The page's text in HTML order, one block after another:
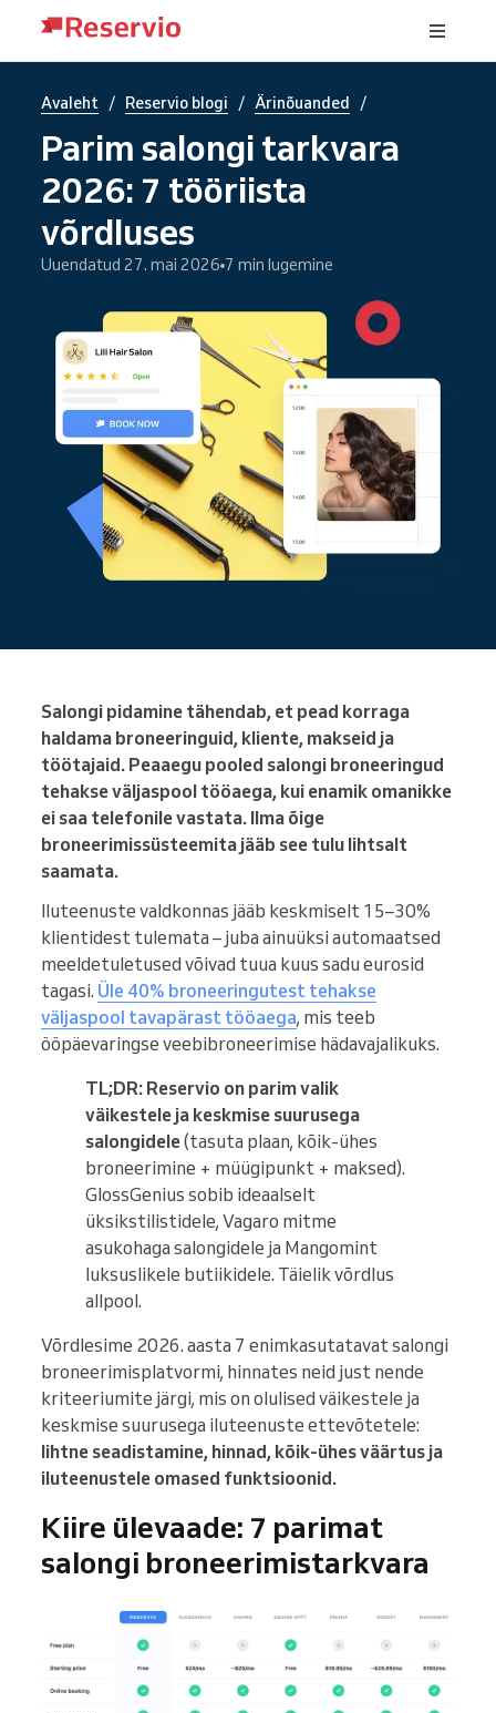
Avaleht / Reservio blogi / Ärinõuanded /
Parim salongi tarkvara
2026: 7 tööriista
võrdluses
Uuendatud 27. mai 2026 7 min lugemine
Salongi pidamine tähendab, et pead korraga
haldama broneeringuid, kliente, makseid ja
töötajaid. Peaaegu pooled salongi broneeringud
tehakse väljaspool tööaega, kui enamik omanikke
ei saa telefonile vastata. Ilma õige
broneerimissüsteemita jääb see tulu lihtsalt
saamata.
Iluteenuste valdkonnas jääb keskmiselt 15–30%
klientidest tulemata – juba ainuüksi automaatsed
meeldetuletused võivad tuua kuus sadu eurosid
tagasi. Üle 40% broneeringutest tehakse
väljaspool tavapärast tööaega, mis teeb
ööpäevaringse veebibroneerimise hädavajalikuks.
TL;DR: Reservio on parim valik
väikestele ja keskmise suurusega
salongidele(tasuta plaan, kõik-ühes
broneerimine + müügipunkt + maksed).
GlossGenius sobib ideaalselt
üksikstilistidele, Vagaro mitme
asukohaga salongidele ja Mangomint
luksuslikele butiikidele. Täielik võrdlus
allpool.
Võrdlesime 2026. aasta 7 enimkasutatavat salongi
broneerimisplatvormi, hinnates neid just nende
kriteeriumite järgi, mis on olulised väikestele ja
keskmise suurusega iluteenuste ettevõtetele:
lihtne seadistamine, hinnad, kõik-ühes väärtus ja
iluteenustele omased funktsioonid.
Kiire ülevaade: 7 parimat
salongi broneerimistarkvara